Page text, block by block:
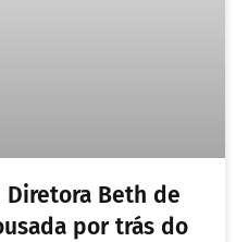
Diretora Beth de
por trás do